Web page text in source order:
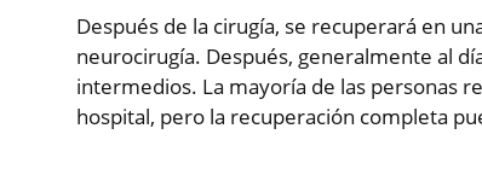
Después de la cirugía, se recuperará en
neurocirugía. Después, generalmente al
intermedios. La mayoría de las personas
hospital, pero la recuperación completa